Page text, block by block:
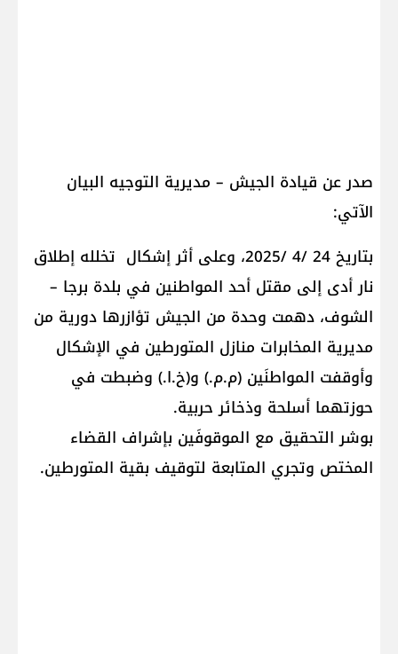
صدر عن قيادة الجيش – مديرية التوجيه البيان
الآتي:
بتاريخ 24 /4 /2025، وعلى أثر إشكال تخلله إطلاق
نار أدى إلى مقتل أحد المواطنين في بلدة برجا –
الشوف، دهمت وحدة من الجيش تؤازرها دورية من
مديرية المخابرات منازل المتورطين في الإشكال
وأوقفت المواطنَين (م.م.) و(خ.ا.) وضبطت في
حوزتهما أسلحة وذخائر حربية.
بوشر التحقيق مع الموقوفَين بإشراف القضاء
المختص وتجري المتابعة لتوقيف بقية المتورطين.